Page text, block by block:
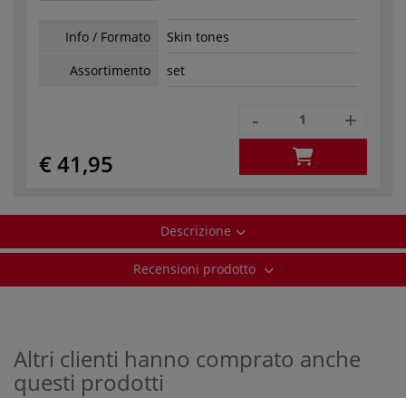
Info / Formato
Skin tones
Assortimento
set
€ 41,95
- +
Descrizione
Recensioni prodotto
Altri clienti hanno comprato anche
questi prodotti